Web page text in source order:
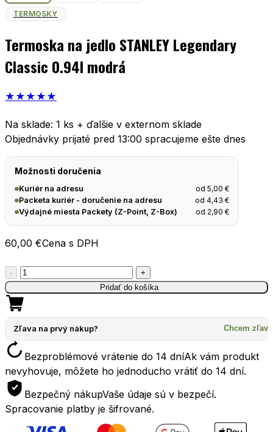
TERMOSKY
Termoska na jedlo STANLEY Legendary
Classic 0.94l modrá
★ ★ ★ ★ ★
Na sklade: 1 ks + ďalšie v externom sklade
Objednávky prijaté pred 13:00 spracujeme ešte dnes
Možnosti doručenia
Kuriér na adresu od5,00€
Packeta kuriér - doručenie na adresu
od4,43€
Výdajné miesta Packety (Z-Point, Z-Box)
od 2,90€
60,00 €Cena s DPH
-
množstvo
Termoska
na
jedlo
STANLEY
Legendary
Classic
0.94l
modrá
+
Pridať do košíka
Zľava na prvý nákup? Chcem zľavu
Bezproblémové vrátenie do 14 dníAk vám produkt
nevyhovuje, môžete ho jednoducho vrátiť do 14 dní.
Bezpečný nákupVaše údaje sú v bezpečí.
Spracovanie platby je šifrované.